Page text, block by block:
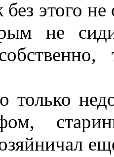
этого не
не